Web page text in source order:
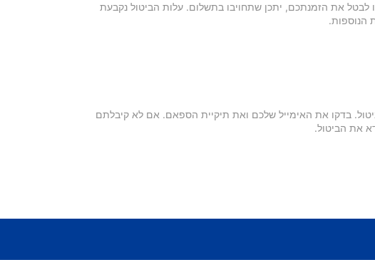
את הזמנתכם, יתכן שתחויבו בתשלום. עלות הביטול נקבעת
הנוספות.
בדקו את האימייל שלכם ואת תיקיית הספאם. אם לא קיבלתם